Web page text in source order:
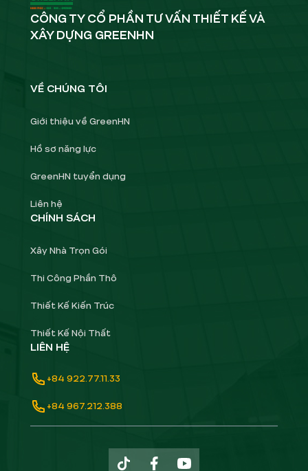
CÔNG TY CỔ PHẦN TƯ VẤN THIẾT KẾ VÀ
XÂY DỰNG GREENHN
VỀ CHÚNG TÔI
Giới thiệu về GreenHN
Hồ sơ năng lực
GreenHN tuyển dụng
Liên hệ
CHÍNH SÁCH
Xây Nhà Trọn Gói
Thi Công Phần Thô
Thiết Kế Kiến Trúc
Thiết Kế Nội Thất
LIÊN HỆ
+84 922.77.11.33
+84 967.212.388